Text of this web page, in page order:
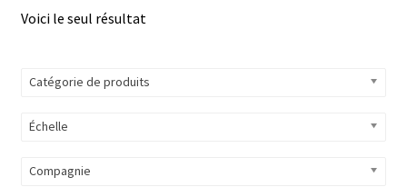
Voici le seul résultat
Catégorie de produits
Échelle
Compagnie